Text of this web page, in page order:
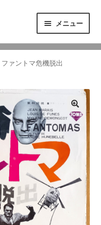
メニュー
ファントマ危機脱出